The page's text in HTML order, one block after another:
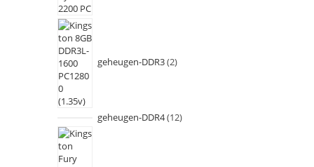
geheugen-DDR3 2
geheugen-DDR4 12